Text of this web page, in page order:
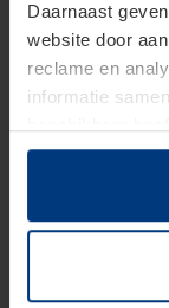
Daarnaast
website door
reclame en
informatie
hun diensten
Juridisch
van deze
soorten cookies
toestemming